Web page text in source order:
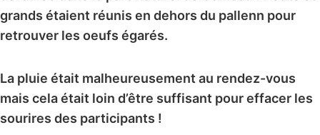
grands étaient réunis en dehors du pallenn pour
retrouver les oeufs égarés.
La pluie était malheureusement au rendez-vous
mais cela était loin d’être suffisant pour effacer les
sourires des participants !